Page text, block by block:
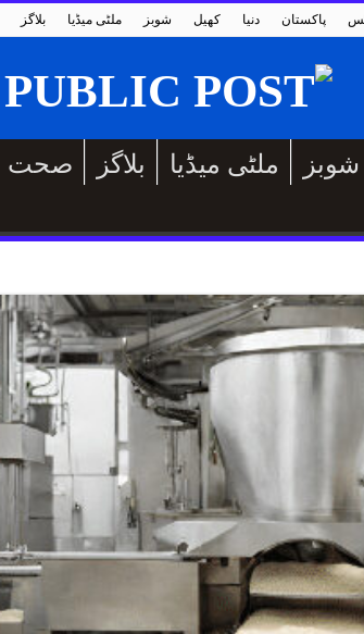
بلاگز ملٹی میڈیا شوبز کھیل دنیا پاکستان
صحت بلاگز ملٹی میڈیا شوبز